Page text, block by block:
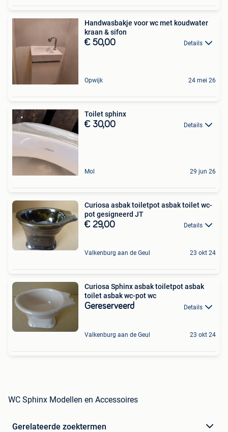
Handwasbakje voor wc met koudwater
kraan & sifon
€ 50,00 Details
Opwijk 24 mei 26
Toilet sphinx
€ 30,00 Details
Mol 29 jun 26
Curiosa asbak toiletpot asbak toilet wc-
pot gesigneerd JT
€ 29,00 Details
Valkenburg aan de Geul 23 okt 24
Curiosa Sphinx asbak toiletpot asbak
toilet asbak wc-pot wc
Gereserveerd Details
Valkenburg aan de Geul 23 okt 24
WC Sphinx Modellen en Accessoires
Gerelateerde zoektermen